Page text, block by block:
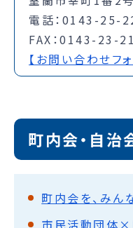
電話：0143-25-
FAX：0143-23-
【お問い合わせフォ
町内会・自治